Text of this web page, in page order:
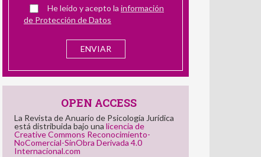
He leído y acepto la información
de Protección de Datos
OPEN ACCESS
La Revista de Anuario de Psicología Jurídica
está distribuida bajo una licencia de
Creative Commons Reconocimiento-
NoComercial-SinObra Derivada 4.0
Internacional.com